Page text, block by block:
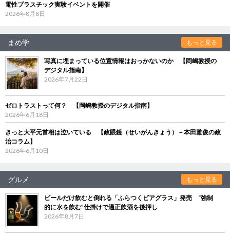
電性プラスチック実験イベントを開催
2026年8月8日
まめ学 もっと見る
写真に埋まっている位置情報はおっかないのか 【岡嶋教授の
デジタル指南】
2026年7月22日
ゼロトラストって何？ 【岡嶋教授のデジタル指南】
2026年6月18日
きっと大平元首相は泣いている 【政眼鏡（せいがんきょう）－本田雅俊の政
治コラム】
2026年6月10日
グルメ もっと見る
ビールだけ飲むと倒れる「ふらつくビアグラス」発売 “強制
的に水を飲む”仕掛けで適正飲酒を後押し
2026年8月7日